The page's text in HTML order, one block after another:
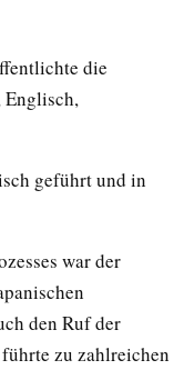
die
Englisch,
geführt und in
war der
den Ruf der
zu zahlreichen